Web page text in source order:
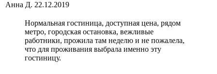
Анна Д. 22.12.2019
Нормальная гостиница, доступная цена, рядом
метро, городская остановка, вежливые
работники, прожила там неделю и не пожалела,
что для проживания выбрала именно эту
гостиницу.